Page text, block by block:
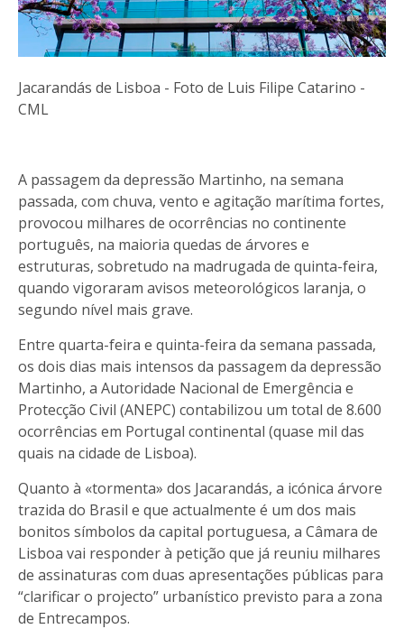
Jacarandás de Lisboa - Foto de Luis Filipe Catarino -
CML
A passagem da depressão Martinho, na semana
passada, com chuva, vento e agitação marítima fortes,
provocou milhares de ocorrências no continente
português, na maioria quedas de árvores e
estruturas, sobretudo na madrugada de quinta-feira,
quando vigoraram avisos meteorológicos laranja, o
segundo nível mais grave.
Entre quarta-feira e quinta-feira da semana passada,
os dois dias mais intensos da passagem da depressão
Martinho, a Autoridade Nacional de Emergência e
Protecção Civil (ANEPC) contabilizou um total de 8.600
ocorrências em Portugal continental (quase mil das
quais na cidade de Lisboa).
Quanto à «tormenta» dos Jacarandás, a icónica árvore
trazida do Brasil e que actualmente é um dos mais
bonitos símbolos da capital portuguesa, a Câmara de
Lisboa vai responder à petição que já reuniu milhares
de assinaturas com duas apresentações públicas para
“clarificar o projecto” urbanístico previsto para a zona
de Entrecampos.